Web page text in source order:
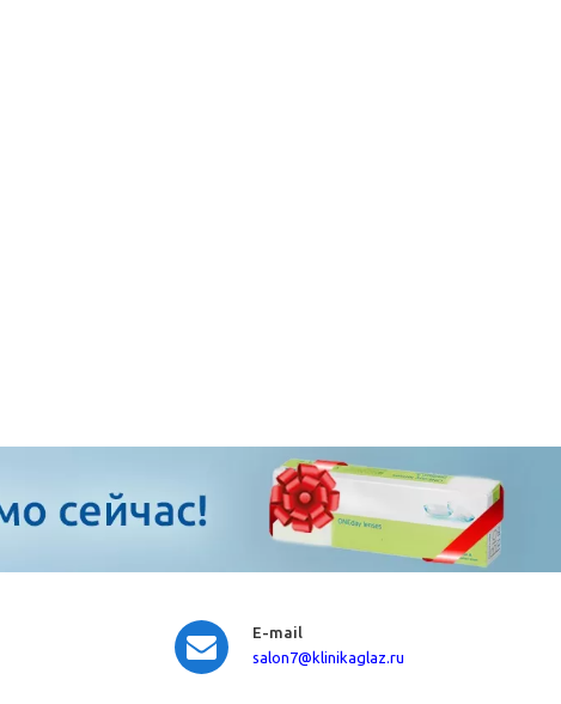
E-mail
salon7@klinikaglaz.ru